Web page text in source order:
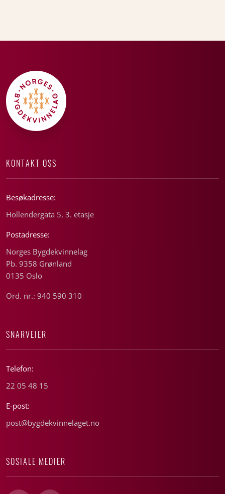
KONTAKT OSS
Besøkadresse:
Hollendergata 5, 3. etasje
Postadresse:
Norges Bygdekvinnelag
Pb. 9358 Grønland
0135 Oslo
Ord. nr.: 940 590 310
SNARVEIER
Telefon:
22 05 48 15
E-post:
post@bygdekvinnelaget.no
SOSIALE MEDIER